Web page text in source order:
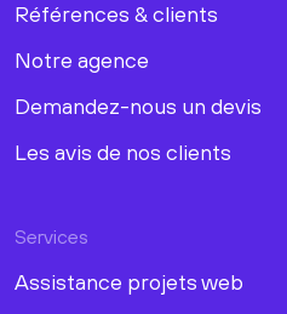
Références & clients
Notre agence
Demandez-nous un devis
Les avis de nos clients
Services
Assistance projets web